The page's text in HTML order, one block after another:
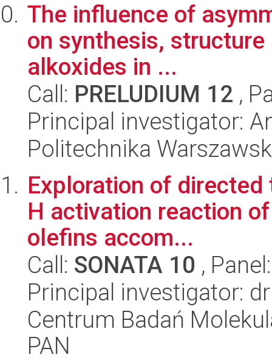
The influence of
on synthesis,
alkoxides in ...
Call: PRELUDIUM 12 ,
Principal investigator:
Politechnika
Exploration of
H activation reaction
olefins accom...
Call: SONATA 10 ,
Principal investigator:
Centrum Badań
PAN